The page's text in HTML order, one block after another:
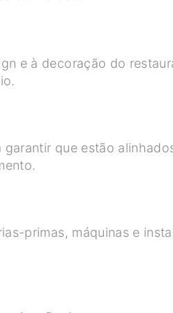
e à decoração do
que estão
primas, máquinas e